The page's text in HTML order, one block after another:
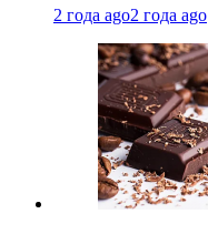
2 года ago2 года ago